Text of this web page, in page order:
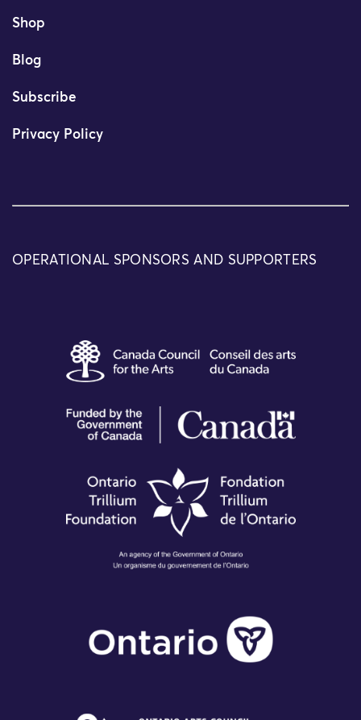
Shop
Blog
Subscribe
Privacy Policy
OPERATIONAL SPONSORS AND SUPPORTERS